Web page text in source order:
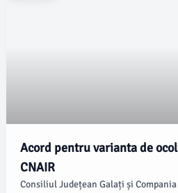
Acord pentru varianta de
CNAIR
Consiliul Județean Galați și